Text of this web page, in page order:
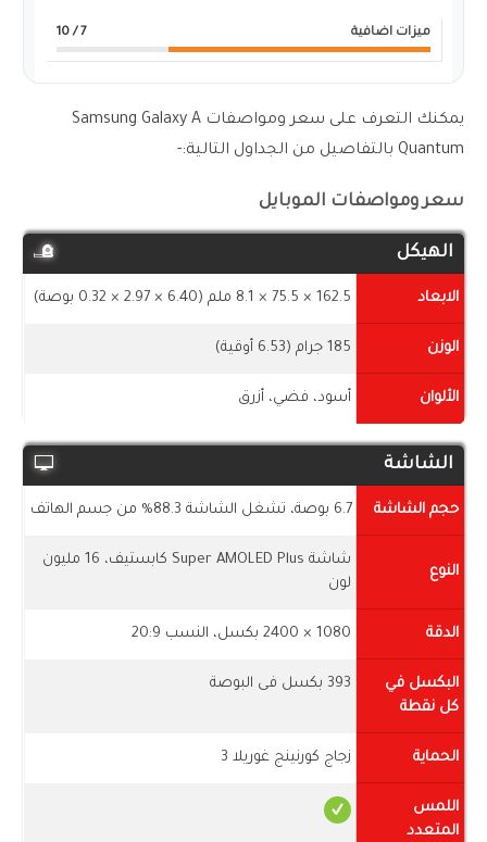
ميزات اضافية 7
/ 10
يمكنك التعرف على سعر ومواصفات Samsung Galaxy A
Quantum بالتفاصيل من الجداول التالية:-
سعر ومواصفات الموبايل
الهيكل
الابعاد 162.5 × 75.5 × 8.1 ملم (6.40 × 2.97 × 0.32 بوصة)
الوزن 185 جرام (6.53 أوقية)
الألوان أسود، فضي، أزرق
الشاشة
حجم الشاشة 6.7 بوصة، تشغل الشاشة 88.3% من جسم الهاتف
النوع
شاشة Super AMOLED Plus كابستيف، 16 مليون
لون
الدقة 1080 × 2400 بكسل، النسب 20:9
البكسل في
كل نقطة
393 بكسل فى البوصة
الحماية زجاج كورنينج غوريلا 3
اللمس
المتعدد